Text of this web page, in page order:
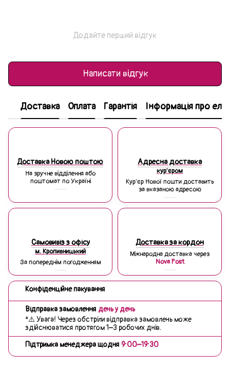
Додайте перший відгук
Написати відгук
Доставка Оплата Гарантія Інформація про
Доставка Новою поштою
На зручне відділення або
поштомат по Україні
Адресна доставка
кур'єром
Кур'єр Нової пошти доставить
за вказаною адресою
Самовивіз з офісу
м. Кропивницький
За попереднім погодженням
Доставка за кордон
Міжнародна доставка через
Nova Post
Конфіденційне пакування
Відправка замовлення день у день
*⚠️ Увага! Через обстріли відправка замовлень може
здійснюватися протягом 1–3 робочих днів.
Підтримка менеджера щодня 9:00–19:30